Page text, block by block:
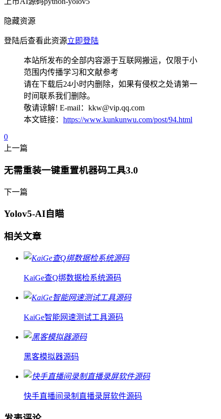
隐藏资源
登陆后查看此资源立即登陆
本站所发布的全部内容源于互联网搬运，仅限于小
范围内传播学习和文献参考
请在下载后24小时内删除，如果有侵权之处请第一
时间联系我们删除。
敬请谅解! E-mail：kkw@vip.qq.com
本文链接： https://www.kunkunwu.com/post/94.html
0
上一篇
无需重装一键重置机器码工具3.0
下一篇
Yolov5-AI自瞄
相关文章
KaiGe查Q绑数据检系统源码
KaiGe智能网速测试工具源码
黑客模拟器源码
快手直播间录制直播录屏软件源码